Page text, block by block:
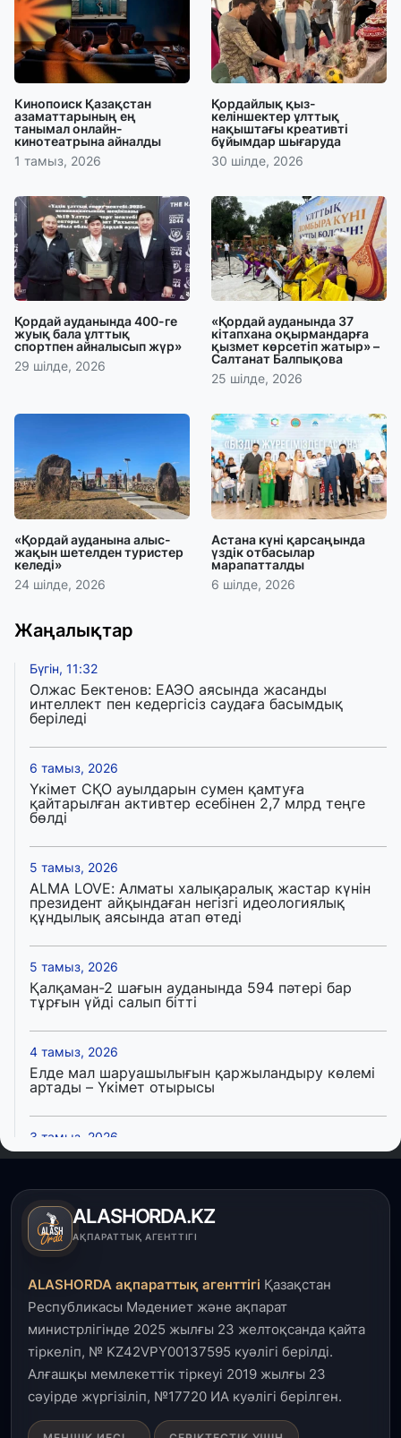
Кинопоиск Қазақстан
азаматтарының ең
танымал онлайн-
кинотеатрына айналды
1 тамыз, 2026
Қордайлық қыз-
келіншектер ұлттық
нақыштағы креативті
бұйымдар шығаруда
30 шілде, 2026
Қордай ауданында 400-ге
жуық бала ұлттық
спортпен айналысып жүр»
29 шілде, 2026
«Қордай ауданында 37
кітапхана оқырмандарға
қызмет көрсетіп жатыр» –
Салтанат Балпықова
25 шілде, 2026
«Қордай ауданына алыс-
жақын шетелден туристер
келеді»
24 шілде, 2026
Астана күні қарсаңында
үздік отбасылар
марапатталды
6 шілде, 2026
Жаңалықтар
Бүгін, 11:32
Олжас Бектенов: ЕАЭО аясында жасанды
интеллект пен кедергісіз саудаға басымдық
беріледі
6 тамыз, 2026
Үкімет СҚО ауылдарын сумен қамтуға
қайтарылған активтер есебінен 2,7 млрд теңге
бөлді
5 тамыз, 2026
ALMA LOVE: Алматы халықаралық жастар күнін
президент айқындаған негізгі идеологиялық
құндылық аясында атап өтеді
5 тамыз, 2026
Қалқаман-2 шағын ауданында 594 пәтері бар
тұрғын үйді салып бітті
4 тамыз, 2026
Елде мал шаруашылығын қаржыландыру көлемі
артады – Үкімет отырысы
3 тамыз, 2026
Өңірлерде жаңа вокзалдар, су құбыры,
пайдалануға берілді
3 тамыз, 2026
салынып жатыр
1 тамыз, 2026
Кинопоиск Қазақстан азаматтарының ең
танымал онлайн-кинотеатрына айналды
31 шілде, 2026
ALASHORDA.KZ
АҚПАРАТТЫҚ АГЕНТТІГІ
ALASHORDA ақпараттық агенттігі Қазақстан
Республикасы Мәдениет және ақпарат
министрлігінде 2025 жылғы 23 желтоқсанда қайта
тіркеліп, № KZ42VPY00137595 куәлігі берілді.
Алғашқы мемлекеттік тіркеуі 2019 жылғы 23
сәуірде жүргізіліп, №17720 ИА куәлігі берілген.